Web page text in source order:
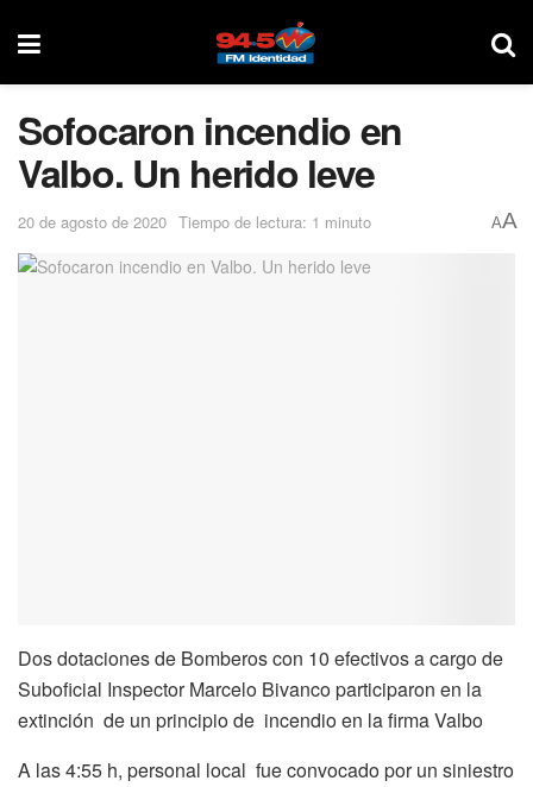
Sofocaron incendio en
Valbo. Un herido leve
20 de agosto de 2020 Tiempo de lectura: 1 minuto AA
Dos dotaciones de Bomberos con 10 efectivos a cargo de
Suboficial Inspector Marcelo Bivanco participaron en la
extinción de un principio de incendio en la firma Valbo
A las 4:55 h, personal local fue convocado por un siniestro